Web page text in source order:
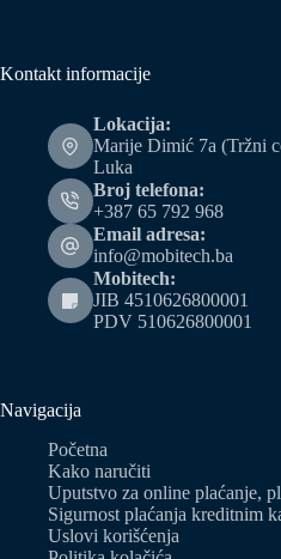
Kontakt informacije
Lokacija:
Marije Dimić 7a (Tržni
Luka
Broj telefona:
+387 65 792 968
Email adresa:
info@mobitech.ba
Mobitech:
JIB 4510626800001
PDV 510626800001
Navigacija
Početna
Kako naručiti
Uputstvo za online plaćanje,
Sigurnost plaćanja kreditnim
Uslovi korišćenja